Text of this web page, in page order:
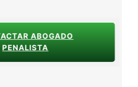
ABOGADO
PENALISTA